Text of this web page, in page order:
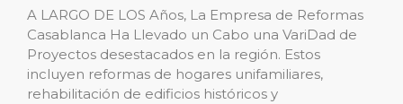
A LARGO DE LOS Años, La Empresa de Reformas
Casablanca Ha Llevado un Cabo una VariDad de
Proyectos desestacados en la región. Estos
incluyen reformas de hogares unifamiliares,
rehabilitación de edificios históricos y